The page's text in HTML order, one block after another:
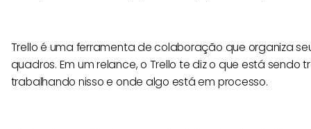
Trello é uma ferramenta de colaboração que organiza
quadros. Em um relance, o Trello te diz o que está sendo
trabalhando nisso e onde algo está em processo.